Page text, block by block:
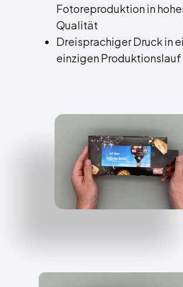
Fotoreproduktion in
Qualität
Dreisprachiger Druck in
einzigen Produktionslauf